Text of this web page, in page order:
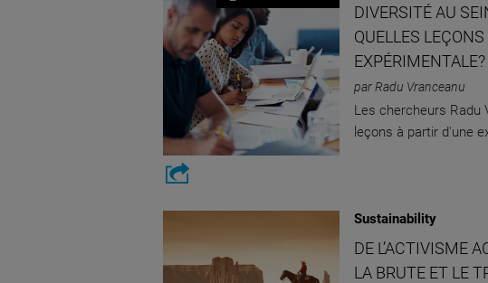
DIVERSITÉ AU
QUELLES
EXPÉRIMENTALE?
par Radu Vranceanu
Les chercheurs Radu
leçons à partir d'une
Sustainability
DE L’ACTIVISME
LA BRUTE ET LE